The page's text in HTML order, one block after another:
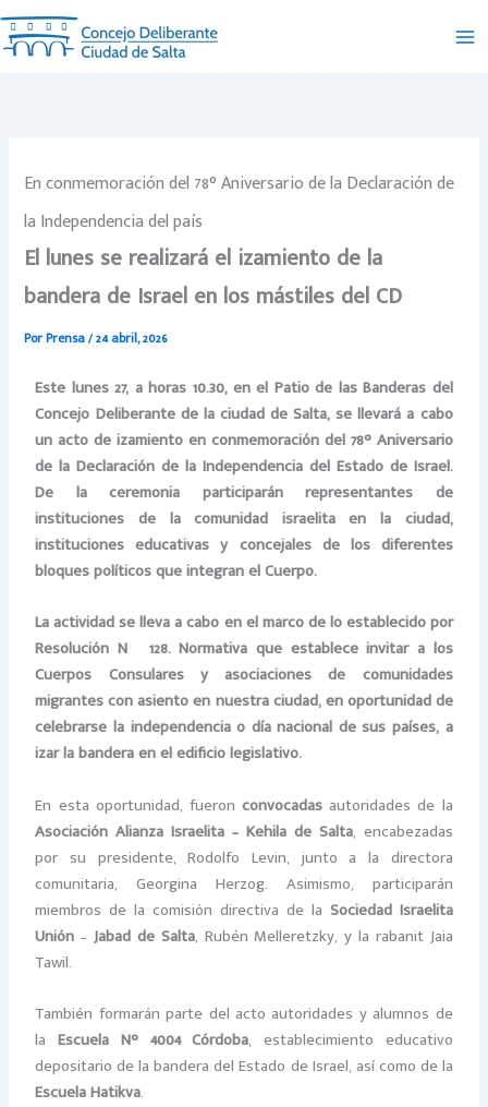
Ir
al
contenido
En conmemoración del 78° Aniversario de la Declaración de
la Independencia del país
El lunes se realizará el izamiento de la
bandera de Israel en los mástiles del CD
PorPrensa/24 abril, 2026
Este lunes 27, a horas 10.30, en el Patio de las Banderas del
Concejo Deliberante de la ciudad de Salta, se llevará a cabo
un acto de izamiento en conmemoración del 78° Aniversario
de la Declaración de la Independencia del Estado de Israel.
De la ceremonia participarán representantes de
instituciones de la comunidad israelita en la ciudad,
instituciones educativas y concejales de los diferentes
bloques políticos que integran el Cuerpo.
La actividad se lleva a cabo en el marco de lo establecido por
Resolución Nº 128. Normativa que establece invitar a los
Cuerpos Consulares y asociaciones de comunidades
migrantes con asiento en nuestra ciudad, en oportunidad de
celebrarse la independencia o día nacional de sus países, a
izar la bandera en el edificio legislativo.
En esta oportunidad, fueronconvocadas autoridades de la
Asociación Alianza Israelita – Kehila de Salta, encabezadas
por su presidente, Rodolfo Levin, junto a la directora
comunitaria, Georgina Herzog. Asimismo, participarán
miembros de la comisión directiva de la Sociedad Israelita
Unión –Jabad de Salta, Rubén Melleretzky, y la rabanit Jaia
Tawil.
También formarán parte del acto autoridades y alumnos de
laEscuela N° 4004 Córdoba, establecimiento educativo
depositario de la bandera del Estado de Israel, así como de la
Escuela Hatikva.